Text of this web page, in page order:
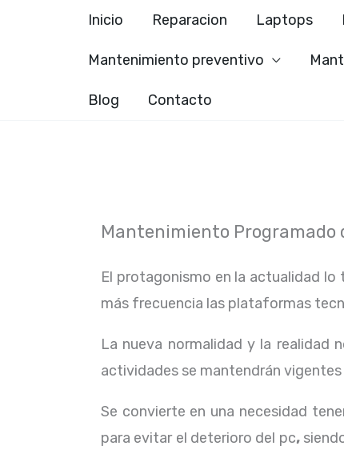
Inicio Reparacion Laptops
Mantenimiento preventivo
Blog Contacto
Mantenimiento Programado
El protagonismo en la actualidad lo
más frecuencia las plataformas
La nueva normalidad y la realidad
actividades se mantendrán
Se convierte en una necesidad
para evitar el deterioro del pc,